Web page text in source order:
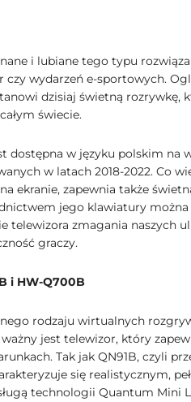
i lubiane tego typu
czy wydarzeń e-sportowych.
dzisiaj świetną rozrywkę,
świecie.
dostępna w języku polskim na
w latach 2018-2022. Co
ekranie, zapewnia także
jego klawiatury można
telewizora zmagania naszych
graczy.
i HW-Q700B
rodzaju wirtualnych
jest telewizor, który
Tak jak QN91B, czyli
się realistycznym,
technologii Quantum Mini